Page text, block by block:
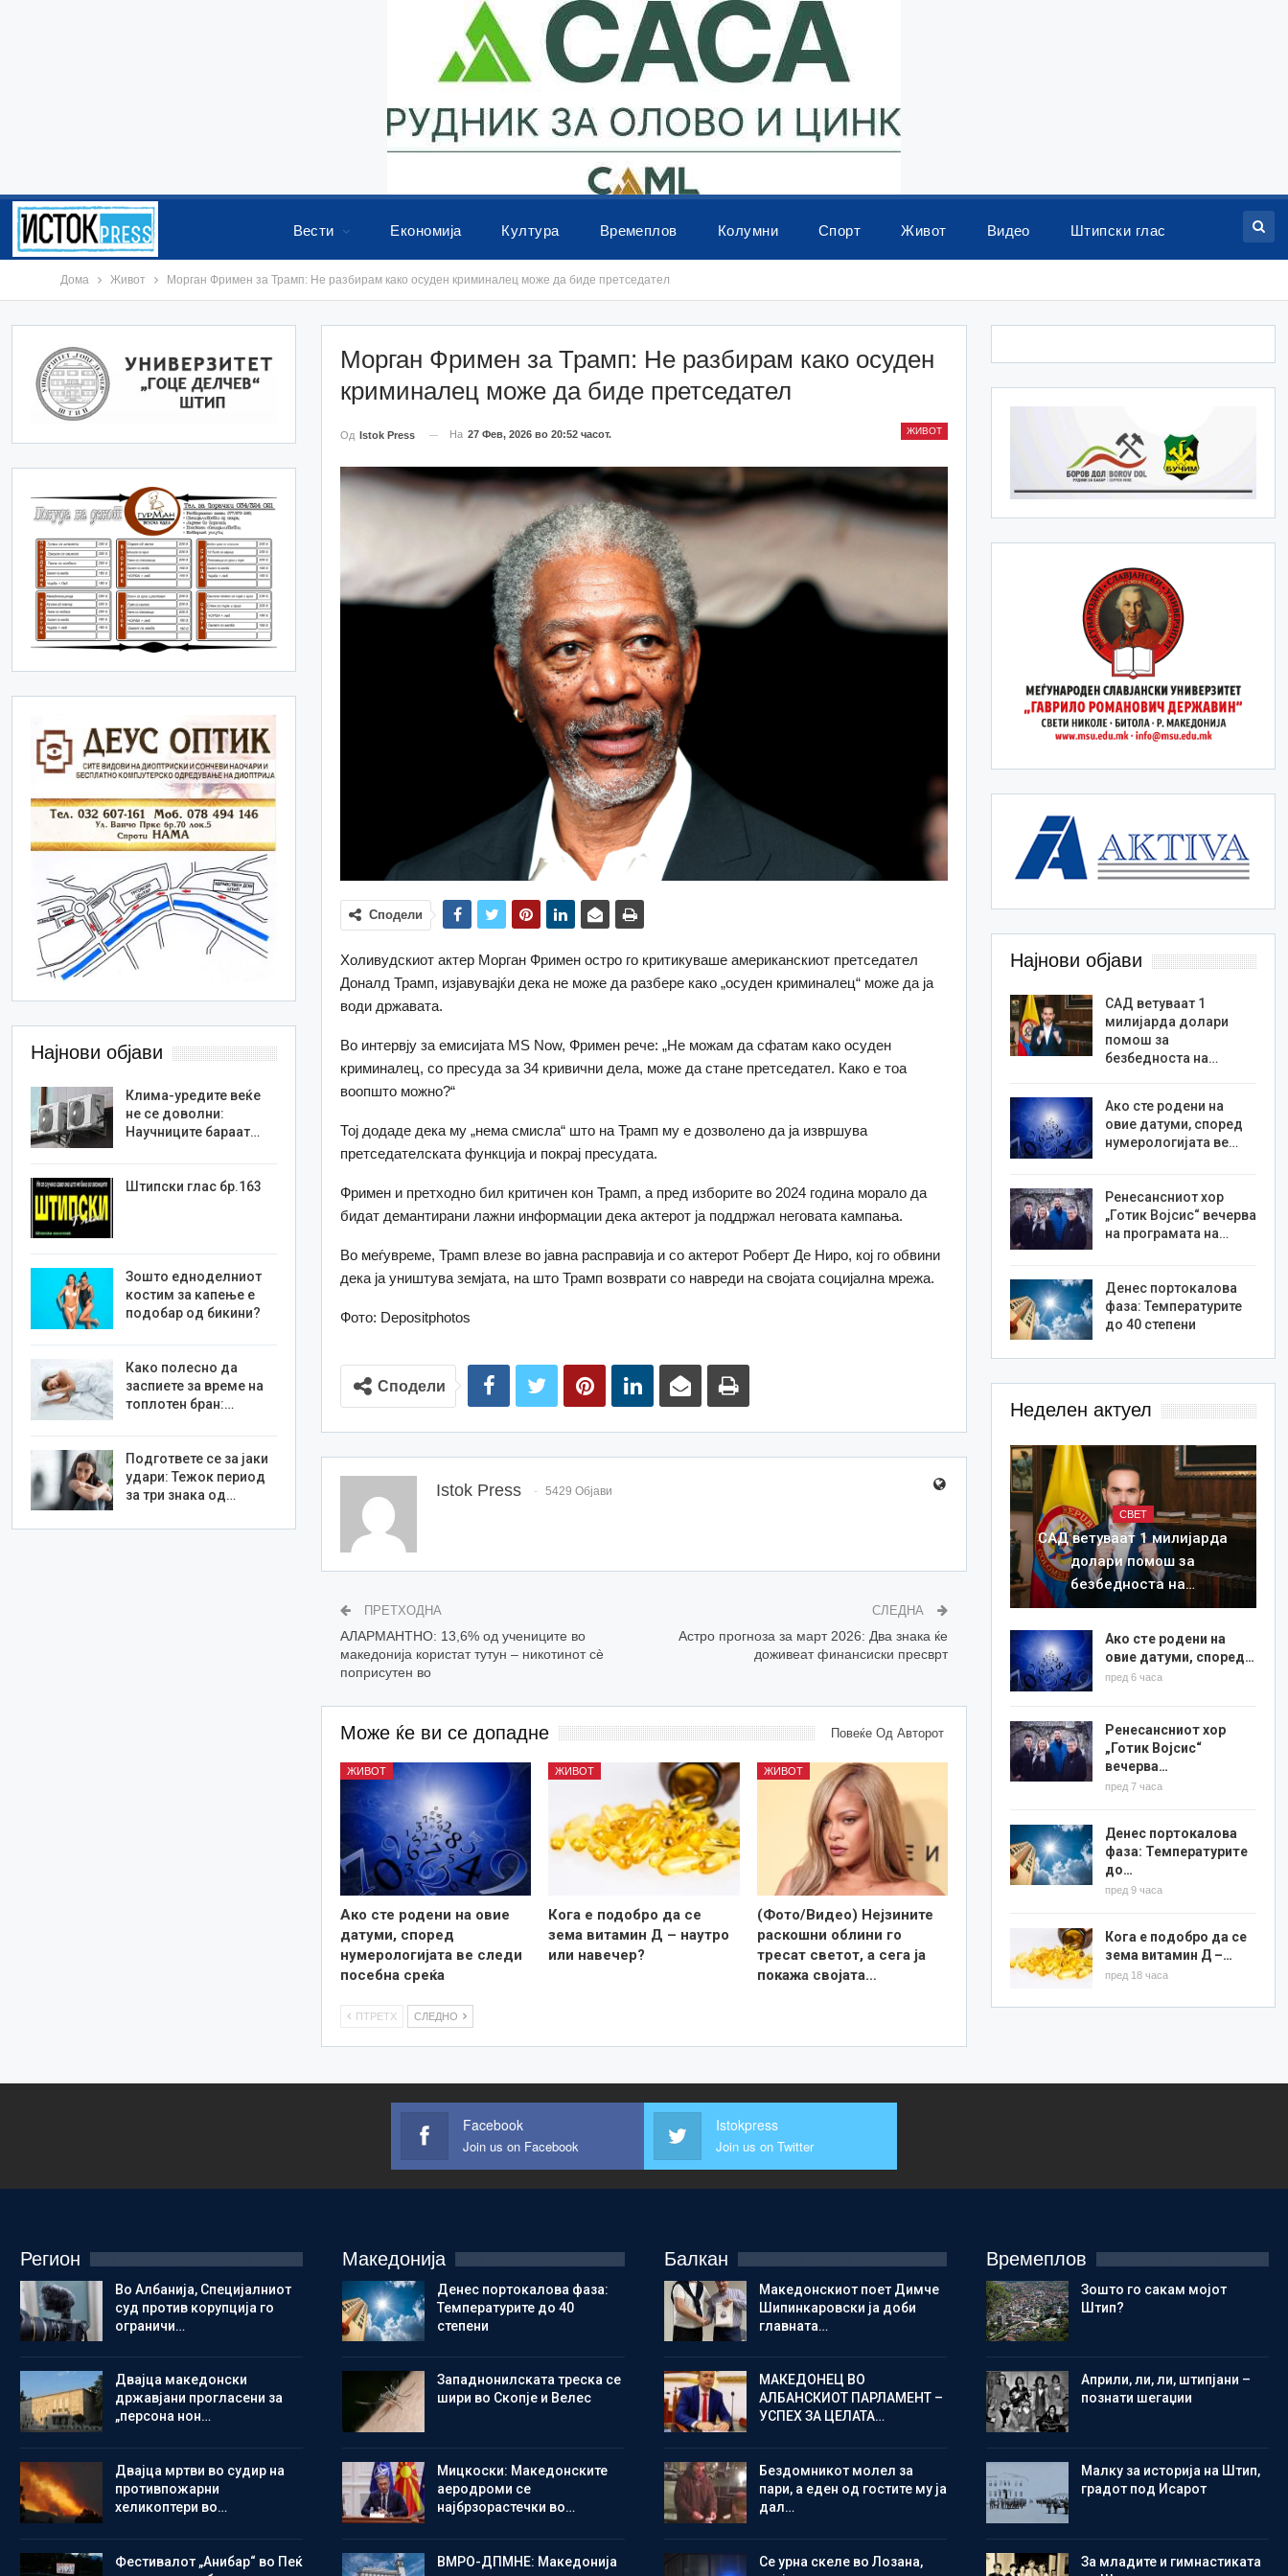
Вести Економија Култура Времеплов Колумни Спорт Живот Видео Штипски глас
Дома Живот Морган Фримен за Трамп: Не разбирам како осуден криминалец може да биде претседател
Морган Фримен за Трамп: Не разбирам како осуден
криминалец може да биде претседател
ЖИВОТ
Од Istok Press На 27 Фев, 2026 во 20:52 часот.
Сподели
Холивудскиот актер Морган Фримен остро го критикуваше американскиот претседател
Доналд Трамп, изјавувајќи дека не може да разбере како „осуден криминалец“ може да ја
води државата.
Во интервју за емисијата MS Now, Фримен рече: „Не можам да сфатам како осуден
криминалец, со пресуда за 34 кривични дела, може да стане претседател. Како е тоа
воопшто можно?“
Тој додаде дека му „нема смисла“ што на Трамп му е дозволено да ја извршува
претседателската функција и покрај пресудата.
Фримен и претходно бил критичен кон Трамп, а пред изборите во 2024 година морало да
бидат демантирани лажни информации дека актерот ја поддржал неговата кампања.
Во меѓувреме, Трамп влезе во јавна расправија и со актерот Роберт Де Ниро, кој го обвини
дека ја уништува земјата, на што Трамп возврати со навреди на својата социјална мрежа.
Фото: Depositphotos
Сподели
Istok Press 5429 Објави
ПРЕТХОДНА
АЛАРМАНТНО: 13,6% од учениците во
македонија користат тутун – никотинот сè
поприсутен во
СЛЕДНА
Астро прогноза за март 2026: Два знака ќе
доживеат финансиски пресврт
Може ќе ви се допадне Повеќе Од Авторот
ЖИВОТ
Ако сте родени на овие
датуми, според
нумерологијата ве следи
посебна среќа
ЖИВОТ
Кога е подобро да се
зема витамин Д – наутро
или навечер?
ЖИВОТ
(Фото/Видео) Нејзините
раскошни облини го
тресат светот, а сега ја
покажа својата…
ПТРЕТХ СЛЕДНО
Најнови објави
САД ветуваат 1
милијарда долари
помош за
безбедноста на…
Ако сте родени на
овие датуми, според
нумерологијата ве…
Ренесансниот хор
„Готик Војсис“ вечерва
на програмата на…
Денес портокалова
фаза: Температурите
до 40 степени
Неделен актуел
СВЕТ
САД ветуваат 1 милијарда
долари помош за
безбедноста на…
Ако сте родени на
овие датуми, според…
пред 6 часа
Ренесансниот хор
„Готик Војсис“
вечерва…
пред 7 часа
Денес портокалова
фаза: Температурите
до…
пред 9 часа
Кога е подобро да се
зема витамин Д –…
пред 18 часа
Најнови објави
Клима-уредите веќе
не се доволни:
Научниците бараат…
Штипски глас бр.163
Зошто едноделниот
костим за капење е
подобар од бикини?
Како полесно да
заспиете за време на
топлотен бран:…
Подгответе се за јаки
удари: Тежок период
за три знака од…
Facebook
Join us on Facebook
Istokpress
Join us on Twitter
Регион
Во Албанија, Специјалниот
суд против корупција го
ограничи…
Двајца македонски
државјани прогласени за
„персона нон…
Двајца мртви во судир на
противпожарни
хеликоптери во…
Фестивалот „Анибар“ во Пеќ
Македонија
Денес портокалова фаза:
Температурите до 40
степени
Западнонилската треска се
шири во Скопје и Велес
Мицкоски: Македонските
аеродроми се
најбрзорастечки во…
ВМРО-ДПМНЕ: Македонија
Балкан
Македонскиот поет Димче
Шипинкаровски ја доби
главната…
МАКЕДОНЕЦ ВО
АЛБАНСКИОТ ПАРЛАМЕНТ –
УСПЕХ ЗА ЦЕЛАТА…
Бездомникот молел за
пари, а еден од гостите му ја
дал…
Се урна скеле во Лозана,
Времеплов
Зошто го сакам мојот
Штип?
Aприли, ли, ли, штипјани –
познати шегаџии
Малку за историја на Штип,
градот под Исарот
Зa младите и гимнастиката